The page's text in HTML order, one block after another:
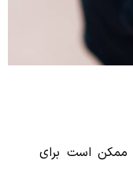
ممکن است برای